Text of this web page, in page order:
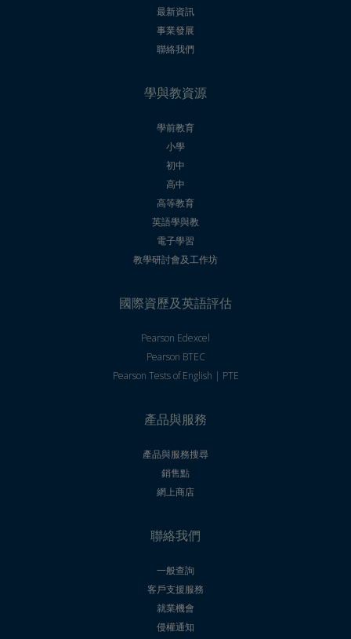
最新資訊
事業發展
聯絡我們
學與教資源
學前教育
小學
初中
高中
高等教育
英語學與教
電子學習
教學研討會及工作坊
國際資歷及英語評估
Pearson Edexcel
Pearson BTEC
Pearson Tests of English | PTE
產品與服務
產品與服務搜尋
銷售點
網上商店
聯絡我們
一般查詢
客戶支援服務
就業機會
侵權通知